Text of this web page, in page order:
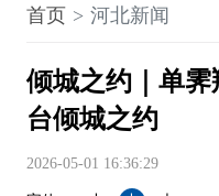
首页 河北新闻
倾城之约｜单
台倾城之约
2026-05-01 16:36:29